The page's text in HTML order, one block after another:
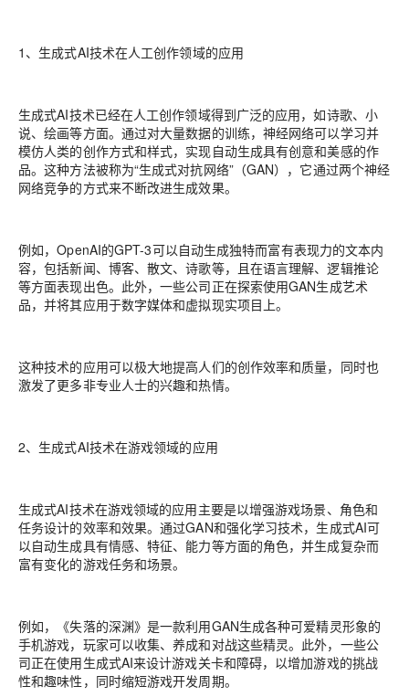
1、生成式AI技术在人工创作领域的应用
生成式AI技术已经在人工创作领域得到广泛的应用，如诗歌、小
说、绘画等方面。通过对大量数据的训练，神经网络可以学习并
模仿人类的创作方式和样式，实现自动生成具有创意和美感的作
品。这种方法被称为“生成式对抗网络”（GAN），它通过两个神经
网络竞争的方式来不断改进生成效果。
例如，OpenAI的GPT-3可以自动生成独特而富有表现力的文本内
容，包括新闻、博客、散文、诗歌等，且在语言理解、逻辑推论
等方面表现出色。此外，一些公司正在探索使用GAN生成艺术
品，并将其应用于数字媒体和虚拟现实项目上。
这种技术的应用可以极大地提高人们的创作效率和质量，同时也
激发了更多非专业人士的兴趣和热情。
2、生成式AI技术在游戏领域的应用
生成式AI技术在游戏领域的应用主要是以增强游戏场景、角色和
任务设计的效率和效果。通过GAN和强化学习技术，生成式AI可
以自动生成具有情感、特征、能力等方面的角色，并生成复杂而
富有变化的游戏任务和场景。
例如，《失落的深渊》是一款利用GAN生成各种可爱精灵形象的
手机游戏，玩家可以收集、养成和对战这些精灵。此外，一些公
司正在使用生成式AI来设计游戏关卡和障碍，以增加游戏的挑战
性和趣味性，同时缩短游戏开发周期。